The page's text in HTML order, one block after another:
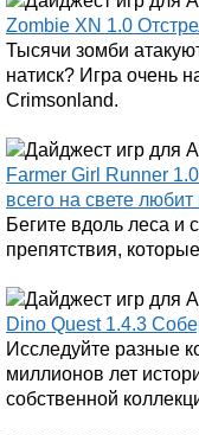
Zombie XN 1.0
Тысячи зомби
натиск? Игра очень
Crimsonland.
Farmer Girl Runner
всего на свете любит
Бегите вдоль леса и
препятствия,
Dino Quest 1.4.3
Исследуйте разные
миллионов лет
собственной